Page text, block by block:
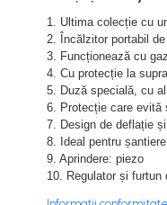
Soia, Mazăre, Fasole
Legume
Insecticide
Porumb
Floarea soarelui
Cereale păioase
Rapiță
1. Ultima colecție cu
2. Încălzitor portabil
3. Funcționează cu
4. Cu protecție la
5. Duză specială, cu
6. Protecție care evită
7. Design de deflație
8. Ideal pentru
9. Aprindere: piezo
10. Regulator și furtun